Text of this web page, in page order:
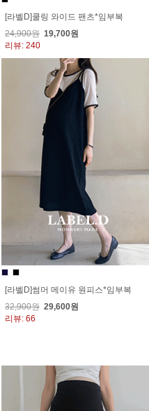
[라벨D]쿨링 와이드 팬츠*임부복
24,900원 19,700원
리뷰: 240
[라벨D]썸머 메이유 원피스*임부복
32,900원 29,600원
리뷰: 66